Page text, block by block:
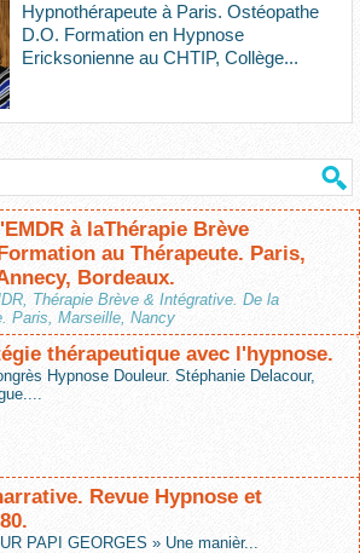
Hypnothérapeute à Paris. Ostéopathe
D.O. Formation en Hypnose
Ericksonienne au CHTIP, Collège...
à laThérapie Brève
au Thérapeute. Paris,
Bordeaux.
Thérapie Brève & Intégrative. De la
Paris, Marseille, Nancy
thérapeutique avec l'hypnose.
Hypnose Douleur. Stéphanie Delacour,
Revue Hypnose et
PAPI GEORGES » Une manièr...